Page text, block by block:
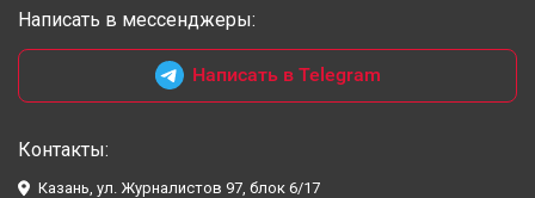
Написать в мессенджеры:
Написать в Telegram
Контакты:
Казань, ул. Журналистов 97, блок 6/17